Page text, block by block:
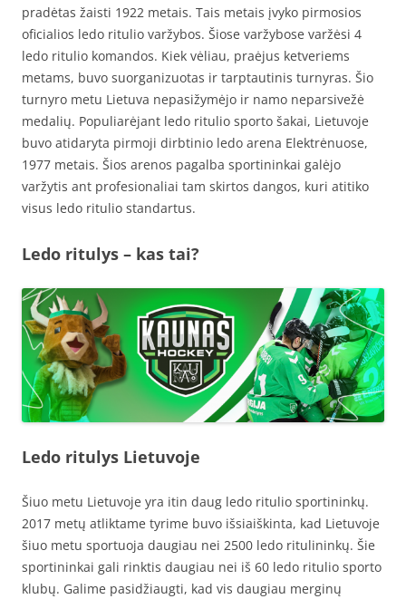
pradėtas žaisti 1922 metais. Tais metais įvyko pirmosios
oficialios ledo ritulio varžybos. Šiose varžybose varžėsi 4
ledo ritulio komandos. Kiek vėliau, praėjus ketveriems
metams, buvo suorganizuotas ir tarptautinis turnyras. Šio
turnyro metu Lietuva nepasižymėjo ir namo neparsivežė
medalių. Populiarėjant ledo ritulio sporto šakai, Lietuvoje
buvo atidaryta pirmoji dirbtinio ledo arena Elektrėnuose,
1977 metais. Šios arenos pagalba sportininkai galėjo
varžytis ant profesionaliai tam skirtos dangos, kuri atitiko
visus ledo ritulio standartus.
Ledo ritulys – kas tai?
Ledo ritulys Lietuvoje
Šiuo metu Lietuvoje yra itin daug ledo ritulio sportininkų.
2017 metų atliktame tyrime buvo išsiaiškinta, kad Lietuvoje
šiuo metu sportuoja daugiau nei 2500 ledo ritulininkų. Šie
sportininkai gali rinktis daugiau nei iš 60 ledo ritulio sporto
klubų. Galime pasidžiaugti, kad vis daugiau merginų